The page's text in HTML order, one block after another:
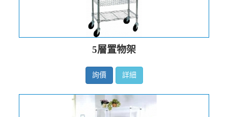
5層置物架
詢價 詳細